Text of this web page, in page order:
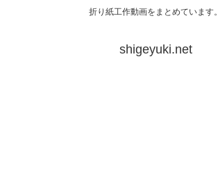
折り紙工作動画をまとめています。
shigeyuki.net